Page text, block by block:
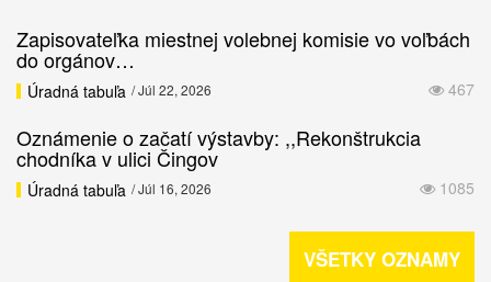
Zapisovateľka miestnej volebnej komisie vo voľbách
do orgánov…
467
Úradná tabuľa / Júl 22, 2026
Oznámenie o začatí výstavby: ,,Rekonštrukcia
chodníka v ulici Čingov
1085
Úradná tabuľa / Júl 16, 2026
VŠETKY OZNAMY